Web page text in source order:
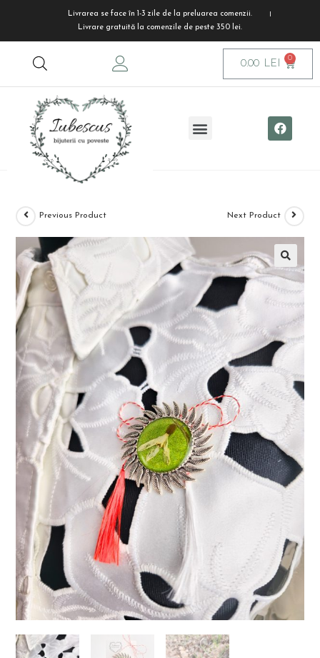
Livrarea se face în 1-3 zile de la preluarea comenzii.
Livrare gratuită la comenzile de peste 350 lei.
0.00 LEI
Previous Product Next Product
🔍